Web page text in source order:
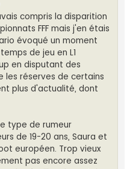
compris la disparition
FFF mais j'en étais
évoqué un moment
de jeu en L1
en disputant des
les réserves de certains
plus d'actualité, dont
type de rumeur
de 19-20 ans, Saura et
européen. Trop vieux
pas encore assez